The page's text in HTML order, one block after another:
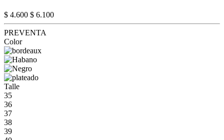
$ 4.600 $ 6.100
PREVENTA
Color
Talle
35
36
37
38
39